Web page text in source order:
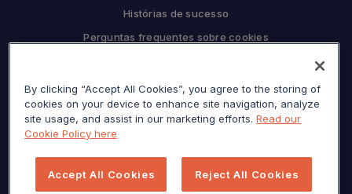
Histórias de sucesso
Perguntas frequentes sobre cookies
Por que Sojern
Seja nosso parceiro
Prensa
Centro de privacidade
By clicking “Accept All Cookies”, you agree to the storing of
cookies on your device to enhance site navigation, analyze
site usage, and assist in our marketing efforts. Read our
Cookie Policy here
Accept All Cookies Reject All Cookies